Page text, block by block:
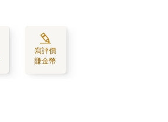
寫評價
賺金幣